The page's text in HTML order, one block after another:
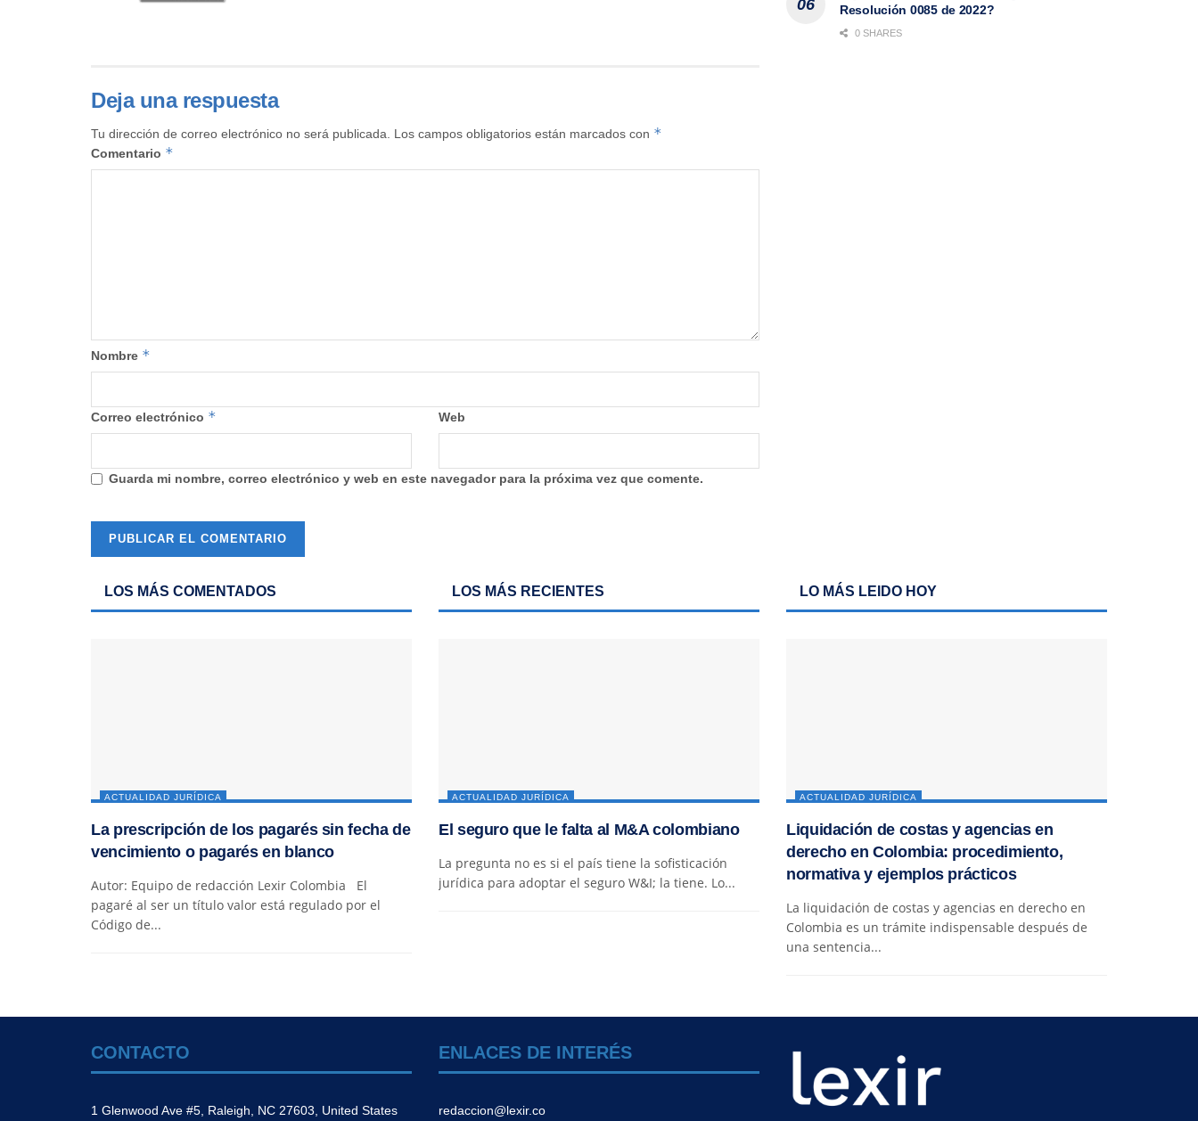
Deja una respuesta
Tu dirección de correo electrónico no será publicada. Los campos obligatorios están marcados con *
Comentario *
Nombre *
Correo electrónico * Web
Guarda mi nombre, correo electrónico y web en este navegador para la próxima vez que comente.
Resolución 0085 de 2022?
0 SHARES
LOS MÁS COMENTADOS
ACTUALIDAD JURÍDICA
La prescripción de los pagarés sin fecha de
vencimiento o pagarés en blanco
Autor: Equipo de redacción Lexir Colombia El
pagaré al ser un título valor está regulado por el
Código de...
LOS MÁS RECIENTES
ACTUALIDAD JURÍDICA
El seguro que le falta al M&A colombiano
La pregunta no es si el país tiene la sofisticación
jurídica para adoptar el seguro W&I; la tiene. Lo...
LO MÁS LEIDO HOY
ACTUALIDAD JURÍDICA
Liquidación de costas y agencias en
derecho en Colombia: procedimiento,
normativa y ejemplos prácticos
La liquidación de costas y agencias en derecho en
Colombia es un trámite indispensable después de
una sentencia...
CONTACTO
1 Glenwood Ave #5, Raleigh, NC 27603, United States
ENLACES DE INTERÉS
redaccion@lexir.co